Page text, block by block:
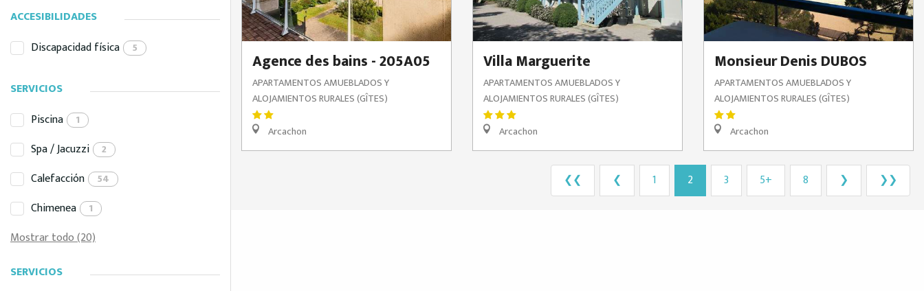
ACCESIBILIDADES
Discapacidad física
5
SERVICIOS
Piscina
1
Spa / Jacuzzi 2
Calefacción 54
Chimenea 1
Mostrar todo (20)
SERVICIOS
Agence des bains - 205A05
APARTAMENTOS AMUEBLADOS Y
ALOJAMIENTOS RURALES (GÎTES)
Arcachon
Villa Marguerite
APARTAMENTOS AMUEBLADOS Y
ALOJAMIENTOS RURALES (GÎTES)
Arcachon
Monsieur Denis DUBOS
APARTAMENTOS AMUEBLADOS Y
ALOJAMIENTOS RURALES (GÎTES)
Arcachon
❮❮ ❮ 1 2 3 5+ 8 ❯ ❯❯